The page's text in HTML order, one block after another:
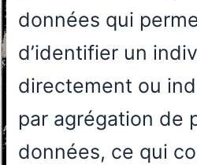
données qui
d’identifier un
directement ou
par agrégation de
données, ce qui